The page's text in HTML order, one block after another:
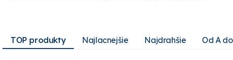
TOP produkty Najlacnejšie Najdrahšie Od A